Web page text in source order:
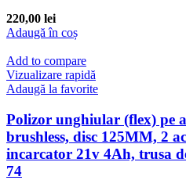
220,00 lei
Adaugă în coș
Add to compare
Vizualizare rapidă
Adaugă la favorite
Polizor unghiular (flex) pe
brushless, disc 125MM, 2
incarcator 21v 4Ah, trusa
74